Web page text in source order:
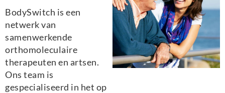
BodySwitch is een
netwerk van
samenwerkende
orthomoleculaire
therapeuten en artsen.
Ons team is
gespecialiseerd in het op